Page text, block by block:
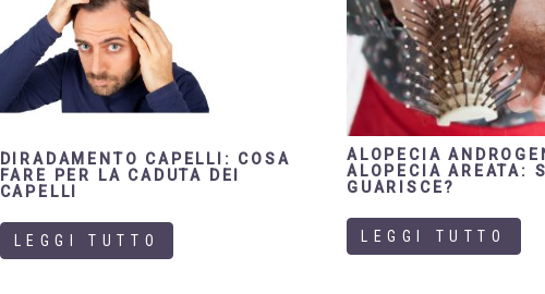
DIRADAMENTO CAPELLI: COSA
FARE PER LA CADUTA DEI
CAPELLI
LEGGI TUTTO
ALOPECIA
ALOPECIA AREATA:
GUARISCE?
LEGGI TUTTO